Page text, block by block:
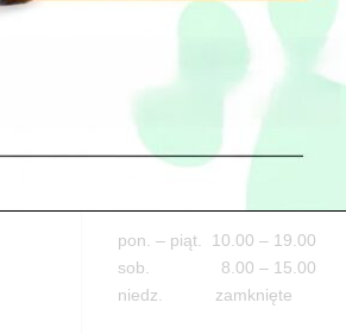
05-100 Nowy Dwór Mazowiecki
tel. 503 900 215
pon. – piąt. 10.00 – 19.00
sob. 8.00 – 15.00
niedz. zamknięte